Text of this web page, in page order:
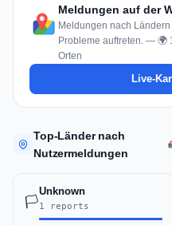
Meldungen auf der
Meldungen nach
Probleme auftreten. — 🌍
Orten
Live-
Top-Länder nach
Nutzermeldungen
🏳️
Unknown
1 reports